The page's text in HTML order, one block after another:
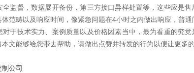
全监督，数据展开备份，第三方接口异样处置等，这些应是
范畴以及响应时间，像紧急问题在4小时之内做出响应，普通
对于技术实力、案例质量以及价格因素当中，最为看重的究
文能够给您带去帮助，请做出点赞并转发的行为以便让更多的
公司